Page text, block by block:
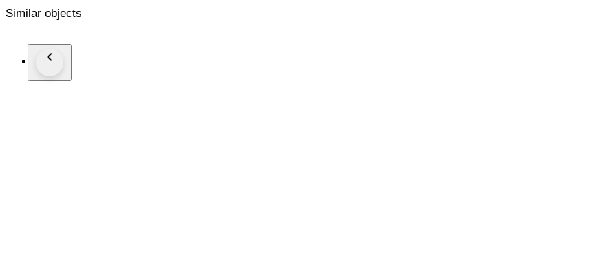
Een (oud) mechanisch uurwerk dient in de slingerbeweging een zeer regelmatige slingerbeweging te hebben. Dat kan betekenen
vragen.
Similar objects